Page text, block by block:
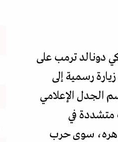
دونالد ترمب على
رسمية إلى
الجدل الإعلامي
متشددة في
سوى حرب